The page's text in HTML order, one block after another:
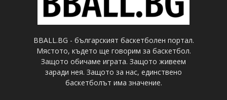
BBALL.BG - българският баскетболен портал.
Мястото, където ще говорим за баскетбол.
Защото обичаме играта. Защото живеем
заради нея. Защото за нас, единствено
баскетболът има значение.